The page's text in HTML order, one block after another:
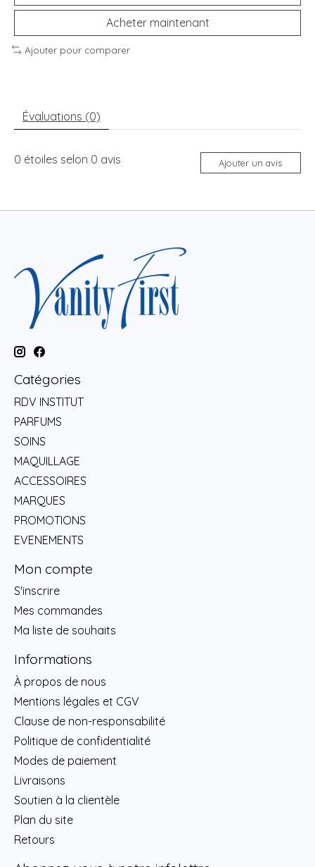
Acheter maintenant
Ajouter pour comparer
Évaluations (0)
0 étoiles selon 0 avis Ajouter un avis
Catégories
RDV INSTITUT
PARFUMS
SOINS
MAQUILLAGE
ACCESSOIRES
MARQUES
PROMOTIONS
EVENEMENTS
Mon compte
S'inscrire
Mes commandes
Ma liste de souhaits
Informations
À propos de nous
Mentions légales et CGV
Clause de non-responsabilité
Politique de confidentialité
Modes de paiement
Livraisons
Soutien à la clientèle
Plan du site
Retours